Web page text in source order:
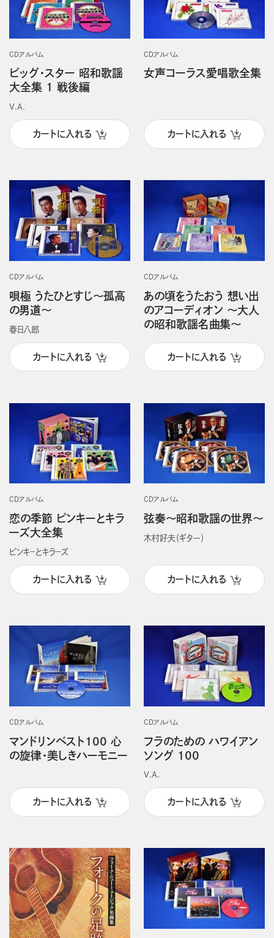
CDアルバム
ビッグ・スター 昭和歌謡
大全集 1 戦後編
V.A.
カートに入れる
CDアルバム
女声コーラス愛唱歌全集
カートに入れる
CDアルバム
唄極 うたひとすじ～孤高
の男道～
春日八郎
カートに入れる
CDアルバム
あの頃をうたおう 想い出
のアコーディオン ～大人
の昭和歌謡名曲集～
カートに入れる
CDアルバム
恋の季節 ピンキーとキラ
ーズ大全集
ピンキ－とキラ－ズ
カートに入れる
CDアルバム
弦奏～昭和歌謡の世界～
木村好夫（ギター）
カートに入れる
CDアルバム
マンドリンベスト100 心
の旋律・美しきハーモニー
カートに入れる
CDアルバム
フラのための ハワイアン
ソング 100
V.A.
カートに入れる